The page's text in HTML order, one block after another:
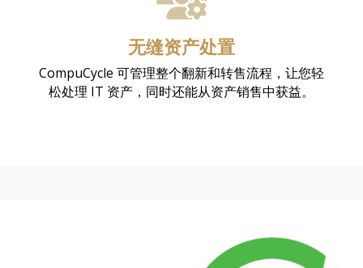
无缝资产处置
CompuCycle 可管理整个翻新和转售流程，让您轻
松处理 IT 资产，同时还能从资产销售中获益。